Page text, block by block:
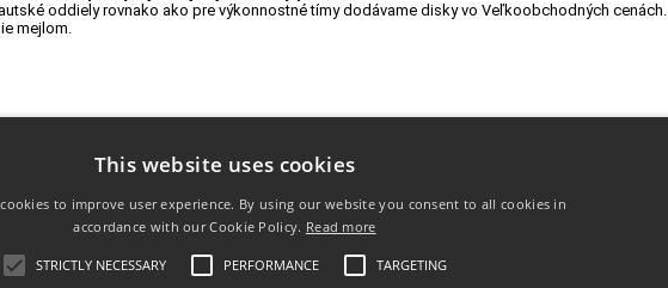
oddiely rovnako ako pre výkonnostné tímy dodávame disky vo Veľkoobchodných cenách.
mejlom.
INFO DORUČOVANIE
This website uses cookies
to improve user experience. By using our website you consent to all cookies in
accordance with our Cookie Policy. Read more
STRICTLY NECESSARY PERFORMANCE TARGETING